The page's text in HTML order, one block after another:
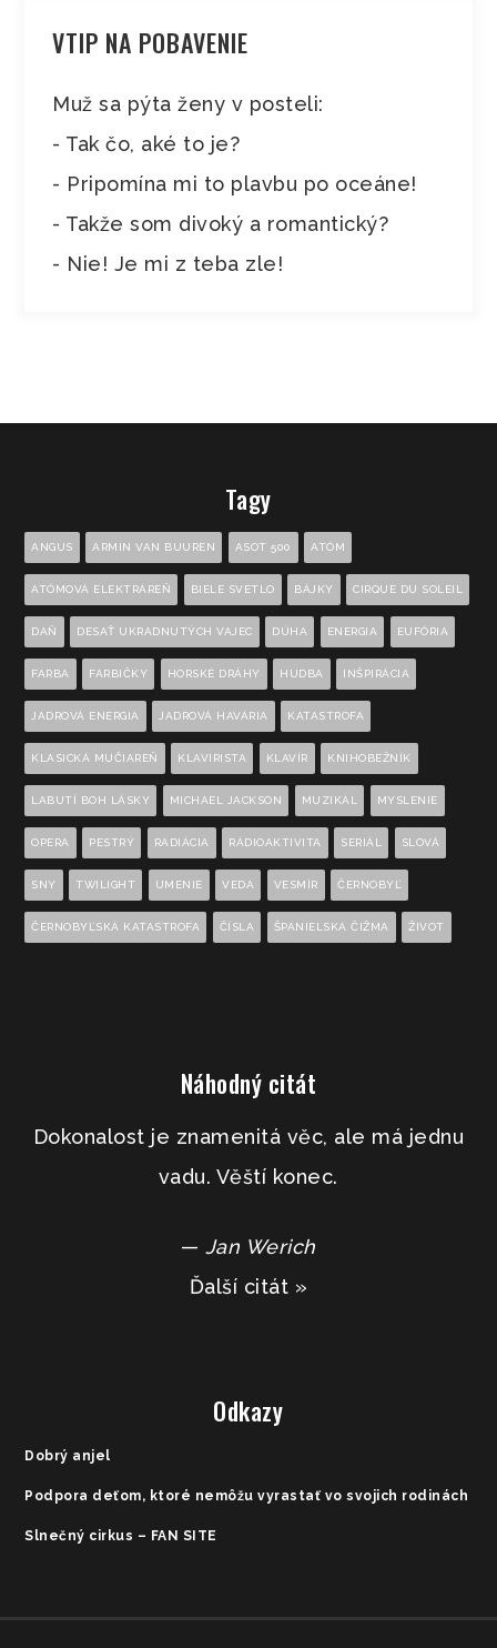
VTIP NA POBAVENIE
Muž sa pýta ženy v posteli:
- Tak čo, aké to je?
- Pripomína mi to plavbu po oceáne!
- Takže som divoký a romantický?
- Nie! Je mi z teba zle!
Tagy
ANGUS ARMIN VAN BUUREN ASOT 500 ATÓM
ATÓMOVÁ ELEKTRÁREŇ BIELE SVETLO BÁJKY CIRQUE DU SOLEIL
DAŇ DESAŤ UKRADNUTÝCH VAJEC DÚHA ENERGIA EUFÓRIA
FARBA FARBIČKY HORSKÉ DRÁHY HUDBA INŠPIRÁCIA
JADROVÁ ENERGIA JADROVÁ HAVÁRIA KATASTROFA
KLASICKÁ MUČIAREŇ KLAVIRISTA KLAVÍR KNIHOBEŽNÍK
LABUTÍ BOH LÁSKY MICHAEL JACKSON MUZIKÁL MYSLENIE
OPERA PESTRÝ RADIÁCIA RÁDIOAKTIVITA SERIÁL SLOVÁ
SNY TWILIGHT UMENIE VEDA VESMÍR ČERNOBYĽ
ČERNOBYĽSKÁ KATASTROFA ČÍSLA ŠPANIELSKA ČIŽMA ŽIVOT
Náhodný citát
Dokonalost je znamenitá věc, ale má jednu
vadu. Věští konec.
— Jan Werich
Ďalší citát »
Odkazy
Dobrý anjel
Podpora deťom, ktoré nemôžu vyrastať vo svojich rodinách
Slnečný cirkus – FAN SITE